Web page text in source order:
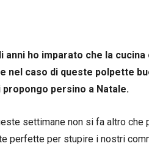
anni ho imparato che la
nel caso di queste polpette
propongo persino a Natale.
settimane non si fa altro
perfette per stupire i nostri